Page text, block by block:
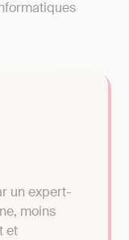
un expert-
moins
et